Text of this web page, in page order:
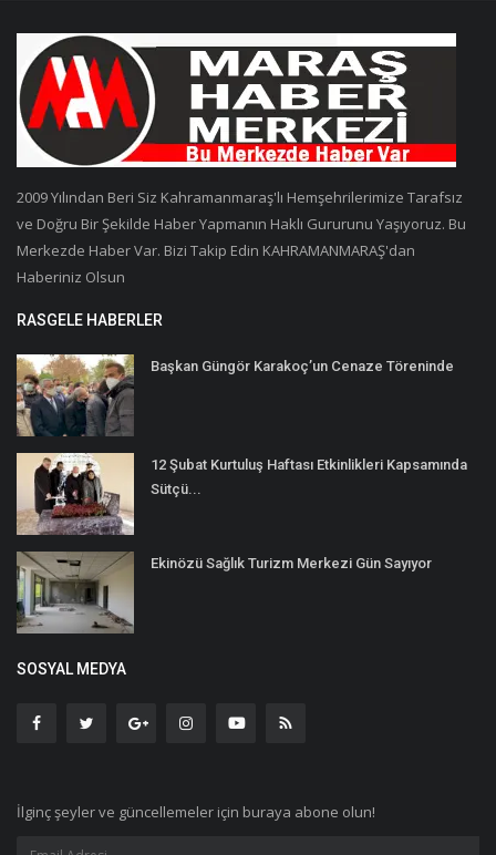
2009 Yılından Beri Siz Kahramanmaraş'lı Hemşehrilerimize Tarafsız
ve Doğru Bir Şekilde Haber Yapmanın Haklı Gururunu Yaşıyoruz. Bu
Merkezde Haber Var. Bizi Takip Edin KAHRAMANMARAŞ'dan
Haberiniz Olsun
RASGELE HABERLER
Başkan Güngör Karakoç’un Cenaze Töreninde
12 Şubat Kurtuluş Haftası Etkinlikleri Kapsamında
Sütçü...
Ekinözü Sağlık Turizm Merkezi Gün Sayıyor
SOSYAL MEDYA
İlginç şeyler ve güncellemeler için buraya abone olun!